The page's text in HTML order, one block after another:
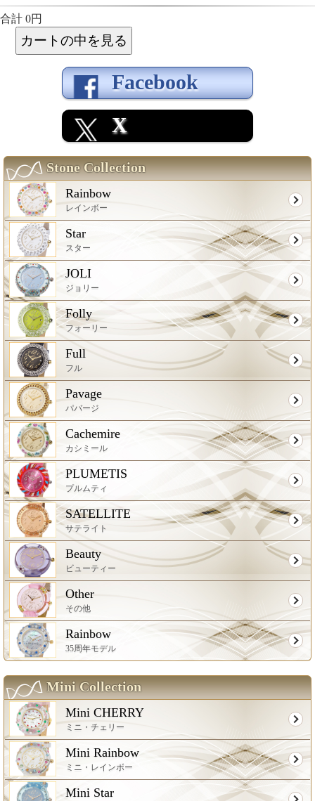
合計 0円
Facebook
X
Stone Collection
Rainbow
レインボー
Star
スター
JOLI
ジョリー
Folly
フォーリー
Full
フル
Pavage
パバージ
Cachemire
カシミール
PLUMETIS
プルムティ
SATELLITE
サテライト
Beauty
ビューティー
Other
その他
Rainbow
35周年モデル
Mini Collection
Mini CHERRY
ミニ・チェリー
Mini Rainbow
ミニ・レインボー
Mini Star